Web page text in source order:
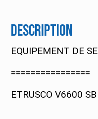
Description
EQUIPEMENT DE
================
ETRUSCO V6600 SB